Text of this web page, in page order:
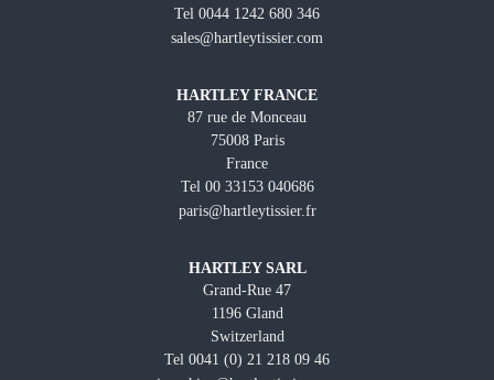
Tel 0044 1242 680 346
sales@hartleytissier.com
HARTLEY FRANCE
87 rue de Monceau
75008 Paris
France
Tel 00 33153 040686
paris@hartleytissier.fr
HARTLEY SARL
Grand-Rue 47
1196 Gland
Switzerland
Tel 0041 (0) 21 218 09 46